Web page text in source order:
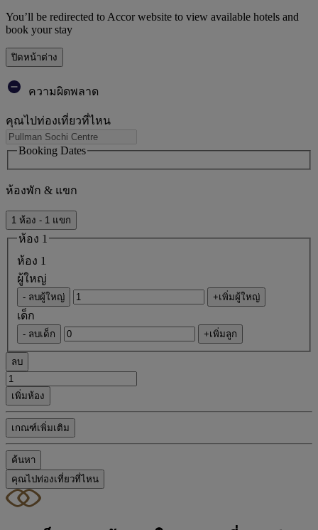
You’ll be redirected to Accor website to view available hotels and
book your stay
ปิดหน้าต่าง
ความผิดพลาด
คุณไปท่องเที่ยวที่ไหน
Booking Dates
ห้องพัก & แขก
1 ห้อง - 1 แขก
ห้อง 1
ห้อง 1
ผู้ใหญ่
- ลบผู้ใหญ่ +เพิ่มผู้ใหญ่
เด็ก
- ลบเด็ก +เพิ่มลูก
ลบ
เพิ่มห้อง
เกณฑ์เพิ่มเติม
ค้นหา
คุณไปท่องเที่ยวที่ไหน